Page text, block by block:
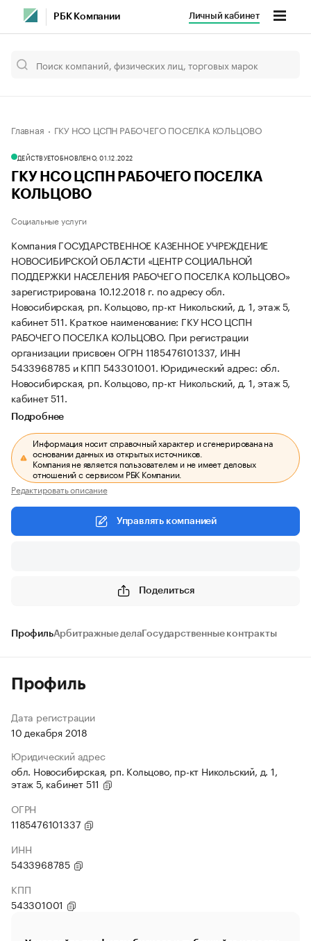
РБК Компании Личный кабинет
Главная ГКУ НСО ЦСПН РАБОЧЕГО ПОСЕЛКА КОЛЬЦОВО
ДЕЙСТВУЕТОБНОВЛЕНО, 01.12.2022
ГКУ НСО ЦСПН РАБОЧЕГО ПОСЕЛКА
КОЛЬЦОВО
Социальные услуги
Компания ГОСУДАРСТВЕННОЕ КАЗЕННОЕ УЧРЕЖДЕНИЕ
НОВОСИБИРСКОЙ ОБЛАСТИ «ЦЕНТР СОЦИАЛЬНОЙ
ПОДДЕРЖКИ НАСЕЛЕНИЯ РАБОЧЕГО ПОСЕЛКА КОЛЬЦОВО»
зарегистрирована 10.12.2018 г. по адресу обл.
Новосибирская, рп. Кольцово, пр-кт Никольский, д. 1, этаж 5,
кабинет 511. Краткое наименование: ГКУ НСО ЦСПН
РАБОЧЕГО ПОСЕЛКА КОЛЬЦОВО. При регистрации
организации присвоен ОГРН 1185476101337, ИНН
5433968785 и КПП 543301001. Юридический адрес: обл.
Новосибирская, рп. Кольцово, пр-кт Никольский, д. 1, этаж 5,
кабинет 511.
Подробнее
Информация носит справочный характер и сгенерирована на
основании данных из открытых источников.
Компания не является пользователем и не имеет деловых
отношений с сервисом РБК Компании.
Редактировать описание
Управлять компанией
Поделиться
ПрофильАрбитражные дела Государственные контракты
Профиль
Дата регистрации
10 декабря 2018
Юридический адрес
обл. Новосибирская, рп. Кольцово, пр-кт Никольский, д. 1,
этаж 5, кабинет 511
ОГРН
1185476101337
ИНН
5433968785
КПП
543301001